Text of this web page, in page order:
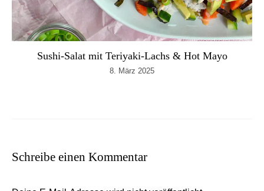
Sushi-Salat mit Teriyaki-Lachs & Hot Mayo
8. März 2025
Schreibe einen Kommentar